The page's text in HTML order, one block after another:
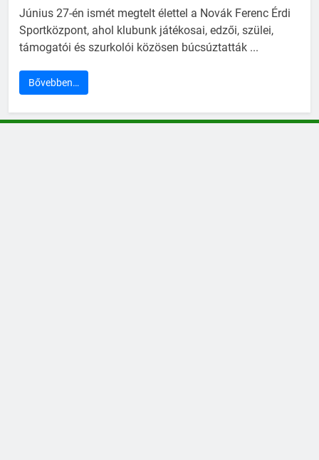
Június 27-én ismét megtelt élettel a Novák Ferenc Érdi
Sportközpont, ahol klubunk játékosai, edzői, szülei,
támogatói és szurkolói közösen búcsúztatták ...
Bővebben…